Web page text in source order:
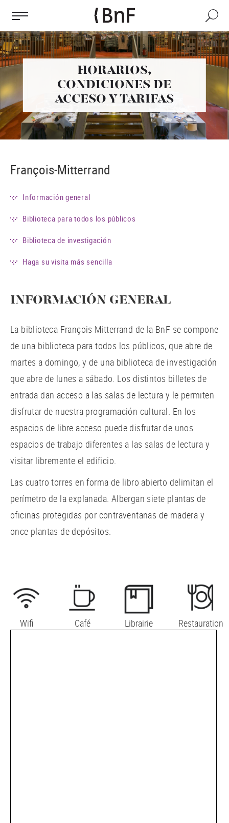
contenido
principal
Buscar
HORARIOS,
CONDICIONES DE
ACCESO Y TARIFAS
François-Mitterrand
Información general
Biblioteca para todos los públicos
Biblioteca de investigación
Haga su visita más sencilla
INFORMACIÓN GENERAL
La biblioteca François Mitterrand de la BnF se compone
de una biblioteca para todos los públicos, que abre de
martes a domingo, y de una biblioteca de investigación
que abre de lunes a sábado. Los distintos billetes de
entrada dan acceso a las salas de lectura y le permiten
disfrutar de nuestra programación cultural. En los
espacios de libre acceso puede disfrutar de unos
espacios de trabajo diferentes a las salas de lectura y
visitar libremente el edificio.
Las cuatro torres en forma de libro abierto delimitan el
perímetro de la explanada. Albergan siete plantas de
oficinas protegidas por contraventanas de madera y
once plantas de depósitos.
Wifi Café Librairie Restauration